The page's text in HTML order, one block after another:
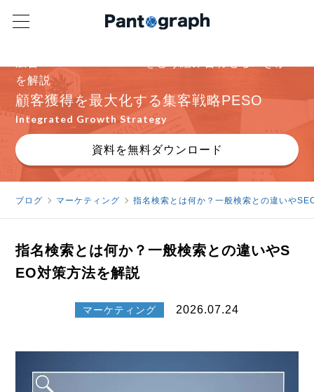
を解説
顧客獲得を最大化する集客戦略PESO
Integrated Growth Strategy
資料を無料ダウンロード
ブログ マーケティング 指名検索とは何か？一般検索との違いや
指名検索とは何か？一般検索との違いやS
EO対策方法を解説
マーケティング 2026.07.24